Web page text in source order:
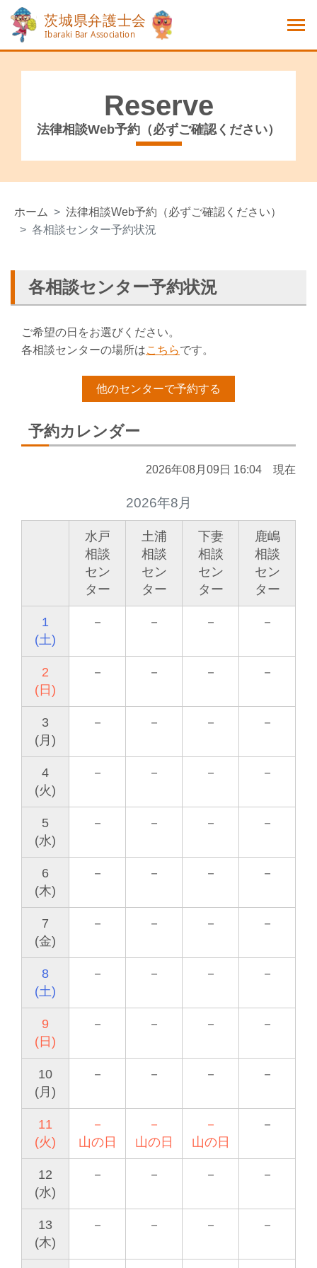
Reserve
法律相談Web予約（必ずご確認ください）
ホーム
法律相談Web予約（必ずご確認ください）
各相談センター予約状況
各相談センター予約状況
ご希望の日をお選びください。
各相談センターの場所はこちらです。
他のセンターで予約する
予約カレンダー
2026年08月09日 16:04 現在
2026年8月
水戸
相談
セン
ター
土浦
相談
セン
ター
下妻
相談
セン
ター
鹿嶋
相談
セン
ター
1
(土)
－ － － －
2
(日)
－ － － －
3
(月)
－ － － －
4
(火)
－ － － －
5
(水)
－ － － －
6
(木)
－ － － －
7
(金)
－ － － －
8
(土)
－ － － －
9
(日)
－ － － －
10
(月)
－ － － －
11
(火)
－
山の日
－
山の日
－
山の日
－
12
(水)
－ － － －
13
(木)
－ － － －